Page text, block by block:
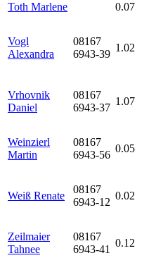
Toth Marlene
0.07
Vogl
Alexandra
08167
6943-39
1.02
Vrhovnik
Daniel
08167
6943-37
1.07
Weinzierl
Martin
08167
6943-56
0.05
Weiß Renate
08167
6943-12
0.02
Zeilmaier
Tahnee
08167
6943-41
0.12